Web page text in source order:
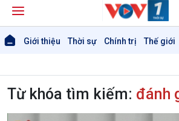
Giới thiệu Thời sự Chính trị Thế giới
Từ khóa tìm kiếm: đánh